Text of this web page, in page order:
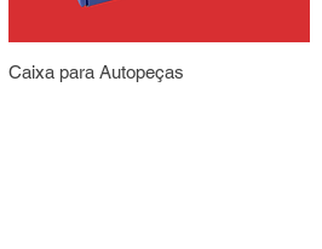
Caixa para Autopeças